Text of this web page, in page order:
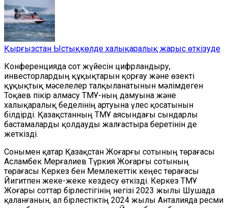
Қырғызстан Ыстықкөлде халықаралық жарыс өткізуде
Конференцияда сот жүйесін цифрландыру,
инвесторлардың құқықтарын қорғау және өзекті
құқықтық мәселелер талқыланатынын мәлімдеген
Тоқаев пікір алмасу ТМҰ-ның дамуына және
халықаралық беделінің артуына үлес қосатынын
білдірді. Қазақстанның ТМҰ аясындағы сындарлы
бастамаларды қолдауды жалғастыра беретінін де
жеткізді.
Сонымен қатар Қазақстан Жоғарғы сотының төрағасы
Асламбек Мерғалиев Түркия Жоғарғы сотының
төрағасы Керкез бен Мемлекеттік кеңес төрағасы
Йигитпен жеке-жеке кездесу өткізді. Керкез ТМҰ
Жоғары соттар бірлестігінің негізі 2023 жылы Шушада
қаланғанын, ал бірлестіктің 2024 жылы Анталияда ресми